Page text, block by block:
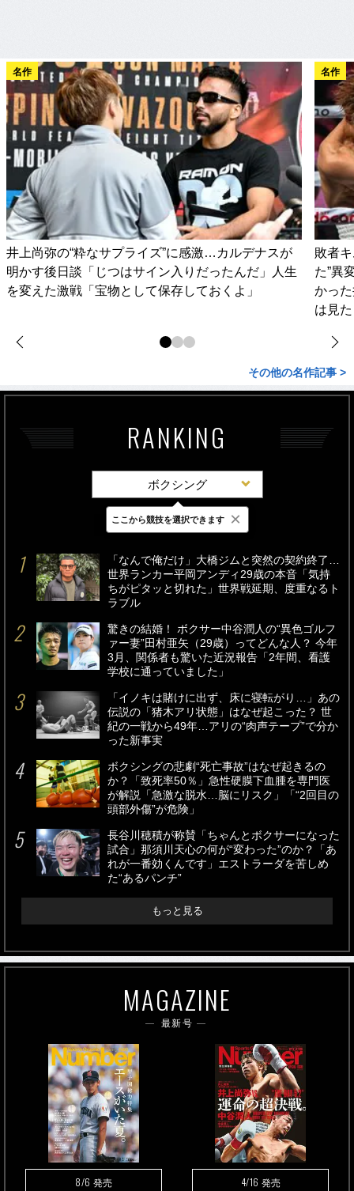
名作
井上尚弥の“粋なサプライズ”に感激…カルデナスが
明かす後日談「じつはサイン入りだったんだ」人生
を変えた激戦「宝物として保存しておくよ」
名作
敗者
た”異
かっ
は見た
その他の名作記事 >
RANKING
ボクシング
最新 24時間 週間
「なんで俺だけ」大橋ジムと突然の契約終了…
世界ランカー平岡アンディ29歳の本音「気持
ちがピタッと切れた」世界戦延期、度重なるト
ラブル
驚きの結婚！ ボクサー中谷潤人の“異色ゴルフ
ァー妻”田村亜矢（29歳）ってどんな人？ 今年
3月、関係者も驚いた近況報告「2年間、看護
学校に通っていました」
「イノキは賭けに出ず、床に寝転がり…」あの
伝説の「猪木アリ状態」はなぜ起こった？ 世
紀の一戦から49年…アリの“肉声テープ”で分か
った新事実
ボクシングの悲劇“死亡事故”はなぜ起きるの
か？「致死率50％」急性硬膜下血腫を専門医
が解説「急激な脱水…脳にリスク」「“2回目の
頭部外傷”が危険」
長谷川穂積が称賛「ちゃんとボクサーになった
試合」那須川天心の何が“変わった”のか？「あ
れが一番効くんです」エストラーダを苦しめ
た“あるパンチ”
もっと見る
MAGAZINE
最新号
8/6 発売 4/16 発売
ここから競技を選択できます ×